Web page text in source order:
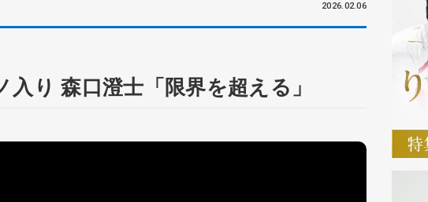
2026.02.06
り 森口澄士「限界を超える」